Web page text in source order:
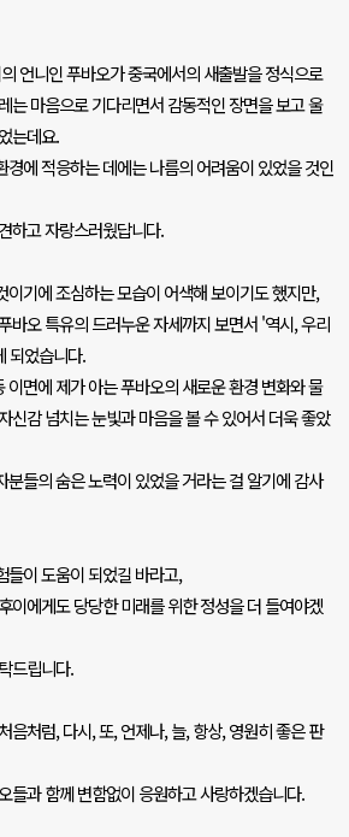
언니인 푸바오가 중국에서의 새출발을 정식으로
는 마음으로 기다리면서 감동적인 장면을 보고 울
는데요.
경에 적응하는 데에는 나름의 어려움이 있었을 것인
하고 자랑스러웠답니다.
이기에 조심하는 모습이 어색해 보이기도 했지만,
바오 특유의 드러누운 자세까지 보면서'역시,우리
되었습니다.
면에 제가 아는 푸바오의 새로운 환경 변화와 물
신감 넘치는 눈빛과 마음을 볼 수 있어서 더욱 좋았
분들의 숨은 노력이 있었을 거라는 걸 알기에 감사
들이 도움이 되었길 바라고,
이에게도 당당한 미래를 위한 정성을 더 들여야겠
드립니다.
음처럼,다시,또,언제나,늘,항상,영원히 좋은 판
들과 함께 변함없이 응원하고 사랑하겠습니다.